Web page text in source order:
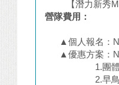
【潛力新秀
營隊費用：
▲個人報名：
▲優惠方案：
1.團體報名
2.早鳥優惠